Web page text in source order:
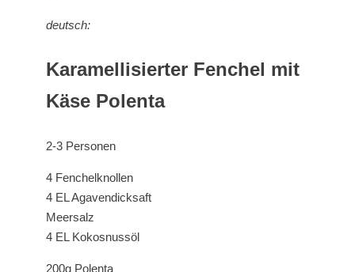
deutsch:
Karamellisierter Fenchel mit
Käse Polenta
2-3 Personen
4 Fenchelknollen
4 EL Agavendicksaft
Meersalz
4 EL Kokosnussöl
200g Polenta